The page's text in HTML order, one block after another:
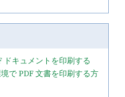
ドキュメントを印刷する
で PDF 文書を印刷する方